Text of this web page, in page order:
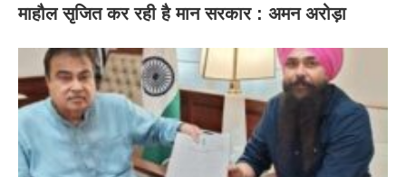
माहौल सृजित कर रही है मान सरकार : अमन अरोड़ा